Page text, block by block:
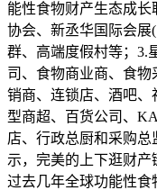
能性食物财产生态成
协会、新丞华国际会展
群、高端度假村等；3.
司、食物商业商、食
销商、连锁店、酒吧
型商超、百货公司、
店、行政总厨和采购
示，完美的上下逛财产
过去几年全球功能性